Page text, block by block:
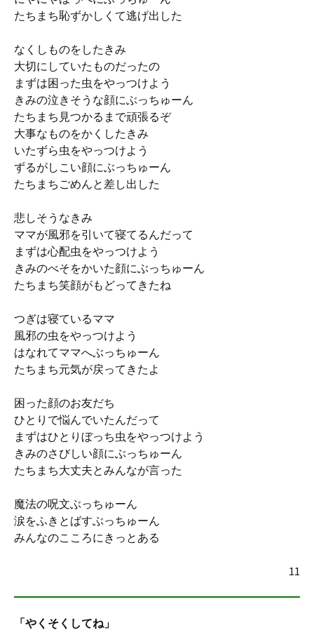
たちまち恥ずかしくて逃げ出した
なくしものをしたきみ
大切にしていたものだったの
まずは困った虫をやっつけよう
きみの泣きそうな顔にぶっちゅーん
たちまち見つかるまで頑張るぞ
大事なものをかくしたきみ
いたずら虫をやっつけよう
ずるがしこい顔にぶっちゅーん
たちまちごめんと差し出した
悲しそうなきみ
ママが風邪を引いて寝てるんだって
まずは心配虫をやっつけよう
きみのべそをかいた顔にぶっちゅーん
たちまち笑顔がもどってきたね
つぎは寝ているママ
風邪の虫をやっつけよう
はなれてママへぶっちゅーん
たちまち元気が戻ってきたよ
困った顔のお友だち
ひとりで悩んでいたんだって
まずはひとりぼっち虫をやっつけよう
きみのさびしい顔にぶっちゅーん
たちまち大丈夫とみんなが言った
魔法の呪文ぶっちゅーん
涙をふきとばすぶっちゅーん
みんなのこころにきっとある
11
「やくそくしてね」